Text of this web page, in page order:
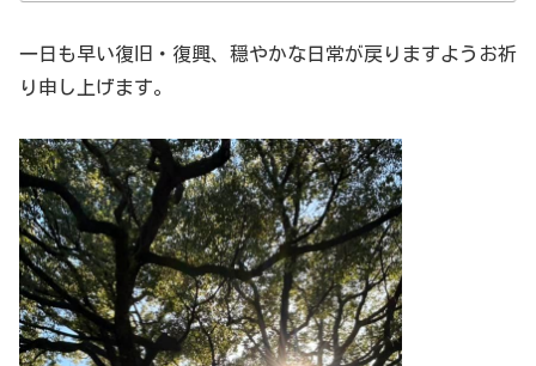
一日も早い復旧・復興、穏やかな日常が戻りますようお祈
り申し上げます。